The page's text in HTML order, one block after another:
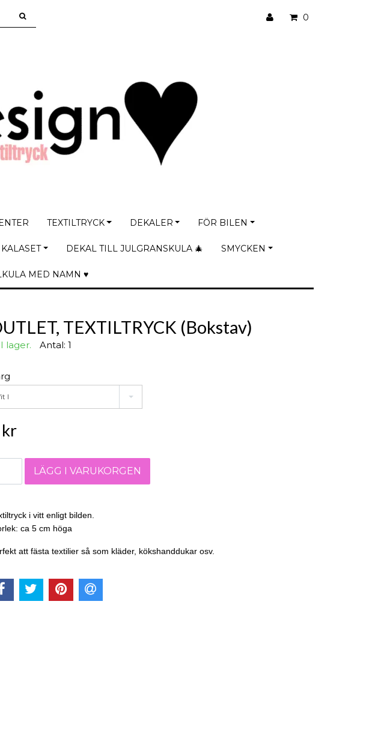
0
TEXTILTRYCK DEKALER FÖR BILEN
DEKAL TILL JULGRANSKULA 🎄 SMYCKEN
MED NAMN ♥
TEXTILTRYCK (Bokstav)
I lager. Antal: 1
I
i vitt enligt bilden.
ca 5 cm höga
att fästa textilier så som kläder, kökshanddukar osv.